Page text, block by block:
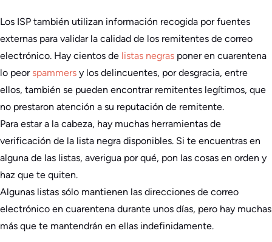
Los ISP también utilizan información recogida por fuentes
externas para validar la calidad de los remitentes de correo
electrónico. Hay cientos de listas negras poner en cuarentena
lo peor spammers y los delincuentes, por desgracia, entre
ellos, también se pueden encontrar remitentes legítimos, que
no prestaron atención a su reputación de remitente.
Para estar a la cabeza, hay muchas herramientas de
verificación de la lista negra disponibles. Si te encuentras en
alguna de las listas, averigua por qué, pon las cosas en orden y
haz que te quiten.
Algunas listas sólo mantienen las direcciones de correo
electrónico en cuarentena durante unos días, pero hay muchas
más que te mantendrán en ellas indefinidamente.